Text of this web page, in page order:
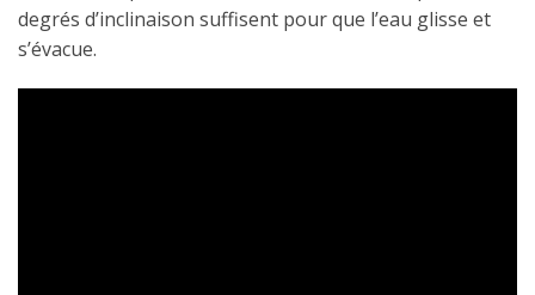
degrés d’inclinaison suffisent pour que l’eau glisse et
s’évacue.